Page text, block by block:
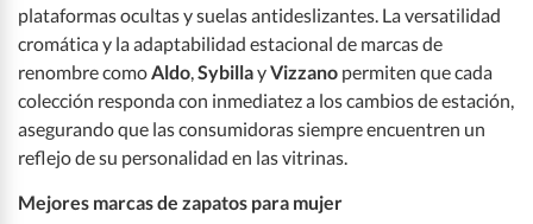
plataformas ocultas y suelas antideslizantes. La versatilidad
cromática y la adaptabilidad estacional de marcas de
renombre comoAldo,SybillayVizzano permiten que cada
colección responda con inmediatez a los cambios de estación,
asegurando que las consumidoras siempre encuentren un
reflejo de su personalidad en las vitrinas.
Mejores marcas de zapatos para mujer